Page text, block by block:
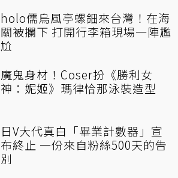
holo儒烏風亭螺鈿來台灣！在海
關被攔下 打開行李箱現場一陣尷
尬
魔鬼身材！Coser扮《勝利女
神：妮姬》瑪律恰那泳裝造型
日V大代真白「畢業計數器」宣
布終止 一份來自粉絲500天的告
別